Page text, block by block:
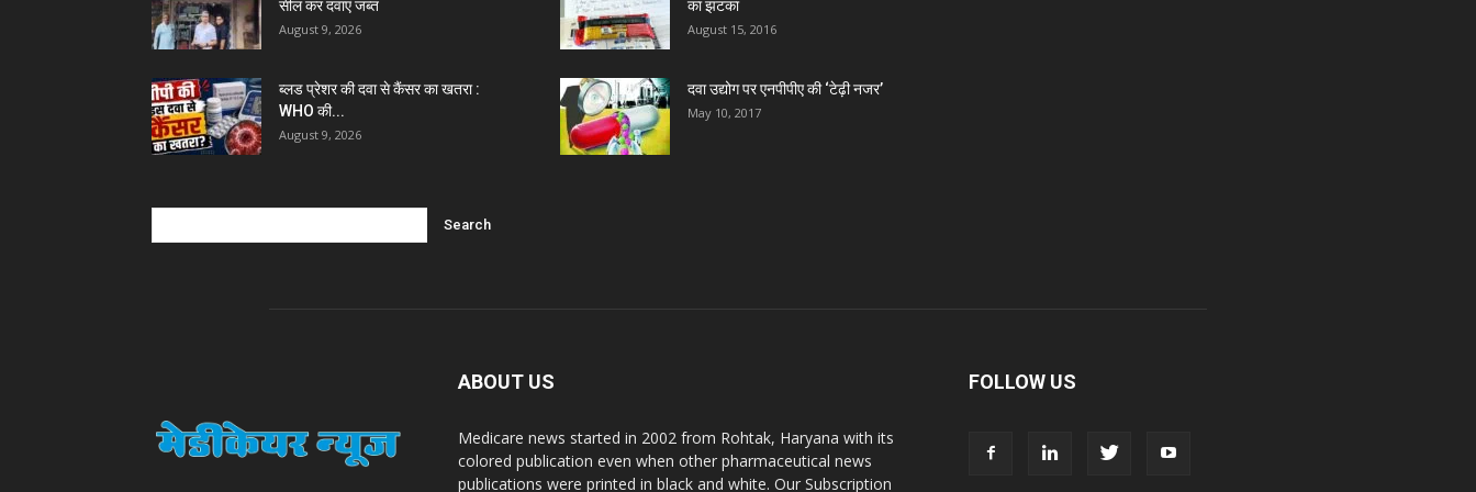
सील कर दवाएं जब्त
August 9, 2026
ब्लड प्रेशर की दवा से कैंसर का खतरा :
WHO की...
August 9, 2026
का झटका
August 15, 2016
दवा उद्योग पर एनपीपीए की ‘टेढ़ी नजर’
May 10, 2017
ABOUT US
Medicare news started in 2002 from Rohtak, Haryana with its
colored publication even when other pharmaceutical news
publications were printed in black and white. Our Subscription
FOLLOW US